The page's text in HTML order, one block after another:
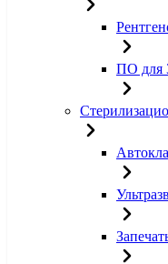
ПО для